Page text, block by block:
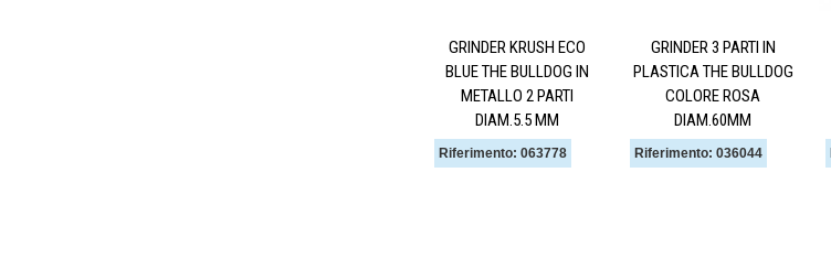
GRINDER KRUSH ECO
BLUE THE BULLDOG IN
METALLO 2 PARTI
DIAM.5.5 MM
Riferimento: 063778
GRINDER 3 PARTI IN
PLASTICA THE BULLDOG
COLORE ROSA
DIAM.60MM
Riferimento: 036044